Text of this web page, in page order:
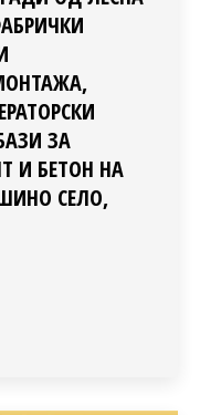
ЗА
И БЕТОН НА
СЕЛО,